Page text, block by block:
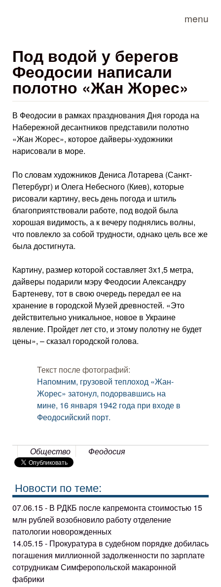
menu
Под водой у берегов
Феодосии написали
полотно «Жан Жорес»
В Феодосии в рамках празднования Дня города на
Набережной десантников представили полотно
«Жан Жорес», которое дайверы-художники
нарисовали в море.
По словам художников Дениса Лотарева (Санкт-
Петербург) и Олега Небесного (Киев), которые
рисовали картину, весь день погода и штиль
благоприятствовали работе, под водой была
хорошая видимость, а к вечеру поднялись волны,
что повлекло за собой трудности, однако цель все же
была достигнута.
Картину, размер которой составляет 3х1,5 метра,
дайверы подарили мэру Феодосии Александру
Бартеневу, тот в свою очередь передал ее на
хранение в городской Музей древностей. «Это
действительно уникальное, новое в Украине
явление. Пройдет лет сто, и этому полотну не будет
цены», – сказал городской голова.
Текст после фотографий:
Напомним, грузовой теплоход «Жан-
Жорес» затонул, подорвавшись на
мине, 16 января 1942 года при входе в
Феодосийский порт.
Общество Феодосия
Новости по теме:
07.06.15 - В РДКБ после капремонта стоимостью 15
млн рублей возобновило работу отделение
патологии новорожденных
14.05.15 - Прокуратура в судебном порядке добилась
погашения миллионной задолженности по зарплате
сотрудникам Симферопольской макаронной
фабрики